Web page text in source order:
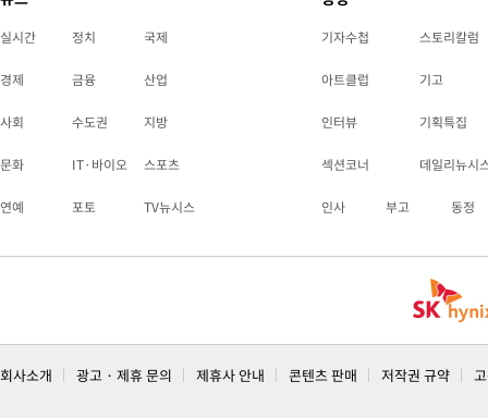
실시간 정치 국제
경제 금융 산업
사회 수도권 지방
문화 IT·바이오 스포츠
연예 포토 TV뉴시스
기자수첩 스토리칼럼
아트클럽 기고
인터뷰 기획특집
섹션코너 데일리뉴시
인사 부고 동정
회사소개 광고 · 제휴 문의 제휴사 안내 콘텐츠 판매 저작권 규약